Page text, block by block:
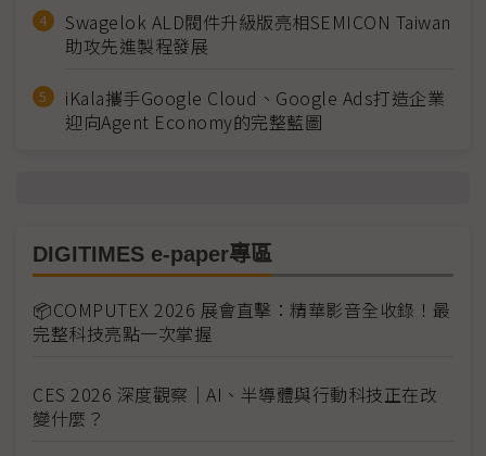
Swagelok ALD閥件升級版亮相SEMICON Taiwan
助攻先進製程發展
iKala攜手Google Cloud、Google Ads打造企業
迎向Agent Economy的完整藍圖
DIGITIMES e-paper專區
📦COMPUTEX 2026 展會直擊：精華影音全收錄！最
完整科技亮點一次掌握
CES 2026 深度觀察｜AI、半導體與行動科技正在改
變什麼？